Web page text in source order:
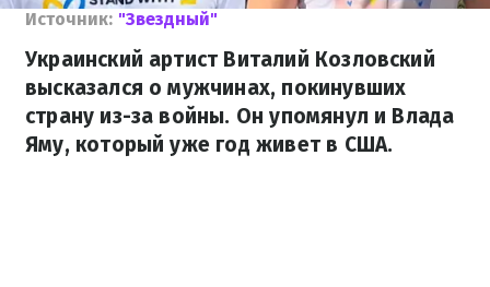
Источник: "Звездный"
Украинский артист Виталий Козловский
высказался о мужчинах, покинувших
страну из-за войны. Он упомянул и Влада
Яму, который уже год живет в США.